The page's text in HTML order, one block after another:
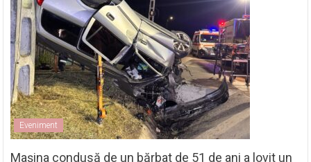
Eveniment
Mașina condusă de un bărbat de 51 de ani a lovit un